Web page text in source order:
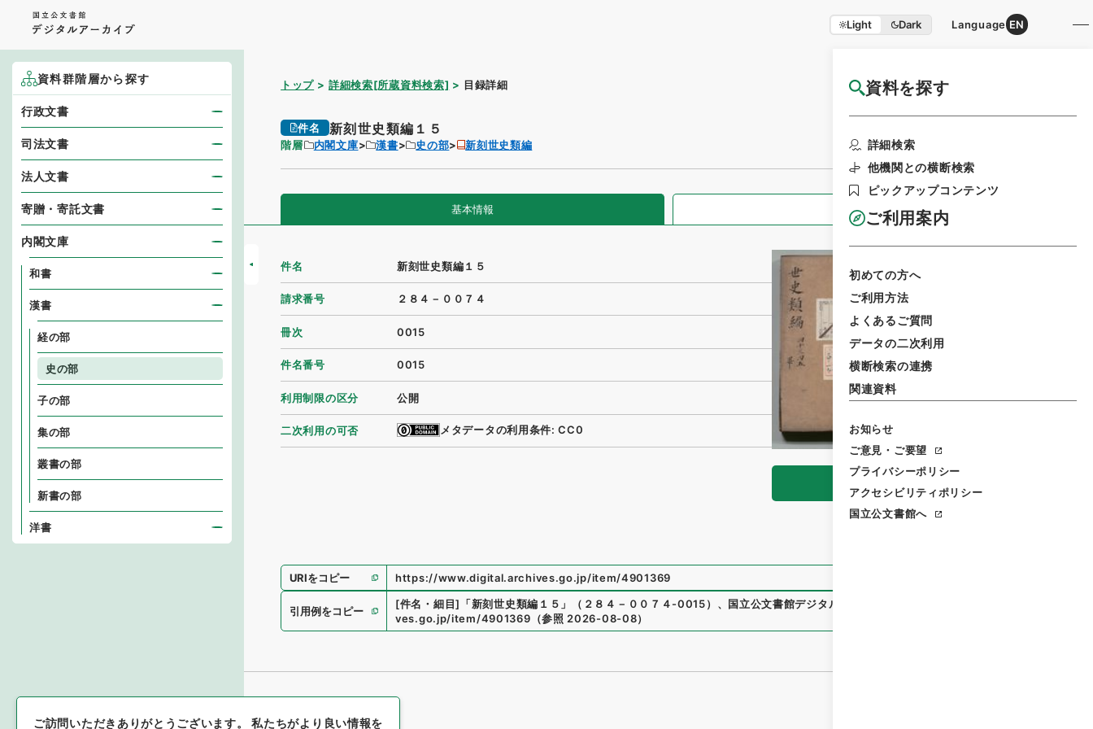
Light Dark Language EN
資料を探す
詳細検索
他機関との横断検索
ピックアップコンテンツ
ご利用案内
初めての方へ
ご利用方法
よくあるご質問
データの二次利用
横断検索の連携
関連資料
お知らせ
ご意見・ご要望
プライバシーポリシー
アクセシビリティポリシー
国立公文書館へ
トップ 詳細検索[所蔵資料検索] 目録詳細 国立公文書館HP利用案内
件名 新刻世史類編１５
階層 内閣文庫 漢書 史の部 新刻世史類編
基本情報 全ての情報
件名 新刻世史類編１５
請求番号 ２８４－００７４
冊次 0015
件名番号 0015
利用制限の区分 公開
二次利用の可否 メタデータの利用条件: CC0
URIをコピー https://www.digital.archives.go.jp/item/4901369
引用例をコピー
[件名・細目] 「新刻世史類編１５ 」 （ ２８４－００７４-0015） 、 国立公文書館デジタルアーカイブ
ves.go.jp/item/4901369 （参照 2026-08-08）
資料群階層から探す
行政文書
司法文書
法人文書
寄贈・寄託文書
内閣文庫
和書
漢書
経の部
史の部
子の部
集の部
叢書の部
新書の部
洋書
ご訪問いただきありがとうございます。私たちがより良い情報を